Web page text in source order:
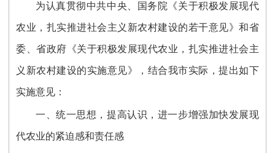
为认真贯彻中共中央、国务院《关于积极发展现代
农业，扎实推进社会主义新农村建设的若干意见》和省
委、省政府《关于积极发展现代农业，扎实推进社会主
义新农村建设的实施意见》，结合我市实际，提出如下
实施意见：
一、统一思想，提高认识，进一步增强加快发展现
代农业的紧迫感和责任感